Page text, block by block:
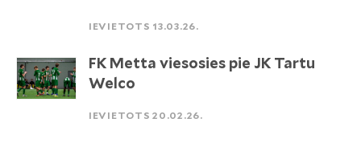
IEVIETOTS 13.03.26.
FK Metta viesosies pie JK Tartu
Welco
IEVIETOTS 20.02.26.